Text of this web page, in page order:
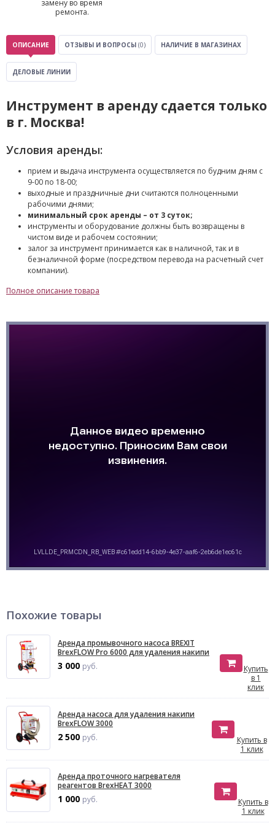
замену во время
ремонта.
ОПИСАНИЕ ОТЗЫВЫ И ВОПРОСЫ (0) НАЛИЧИЕ В МАГАЗИНАХ
ДЕЛОВЫЕ ЛИНИИ
Инструмент в аренду сдается только
в г. Москва!
Условия аренды:
прием и выдача инструмента осуществляется по будним дням с
9-00 по 18-00;
выходные и праздничные дни считаются полноценными
рабочими днями;
минимальный срок аренды – от 3 суток;
инструменты и оборудование должны быть возвращены в
чистом виде и рабочем состоянии;
залог за инструмент принимается как в наличной, так и в
безналичной форме (посредством перевода на расчетный счет
компании).
Полное описание товара
Похожие товары
Аренда промывочного насоса BREXIT
BrexFLOW Pro 6000 для удаления накипи
3 000 руб.
Купить
в 1
клик
Аренда насоса для удаления накипи
BrexFLOW 3000
2 500 руб.
Купить в
1 клик
Аренда проточного нагревателя
реагентов BrexHEAT 3000
1 000 руб.
Купить в
1 клик